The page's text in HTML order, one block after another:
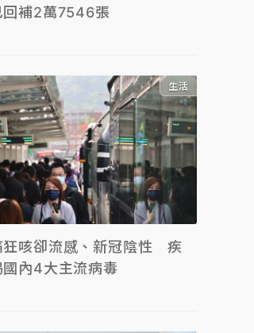
回補2萬7546張
生活
狂咳卻流感、新冠陰性 疾
國內4大主流病毒